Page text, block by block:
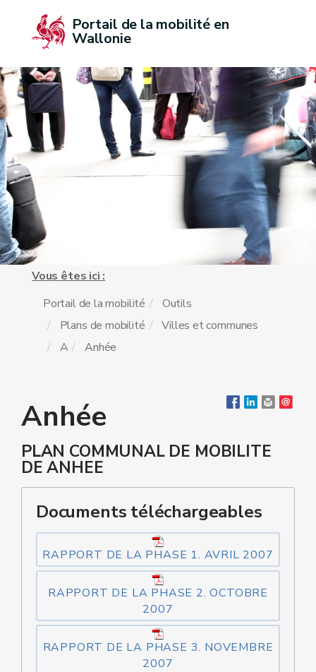
Portail de la mobilité en
Wallonie
Vous êtes ici :
Portail de la mobilité
Outils
Plans de mobilité
Villes et communes
A
Anhée
Anhée
PLAN COMMUNAL DE MOBILITE
DE ANHEE
Documents téléchargeables
RAPPORT DE LA PHASE 1. AVRIL 2007
RAPPORT DE LA PHASE 2. OCTOBRE
2007
RAPPORT DE LA PHASE 3. NOVEMBRE
2007